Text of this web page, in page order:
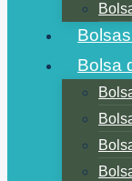
Bolsa